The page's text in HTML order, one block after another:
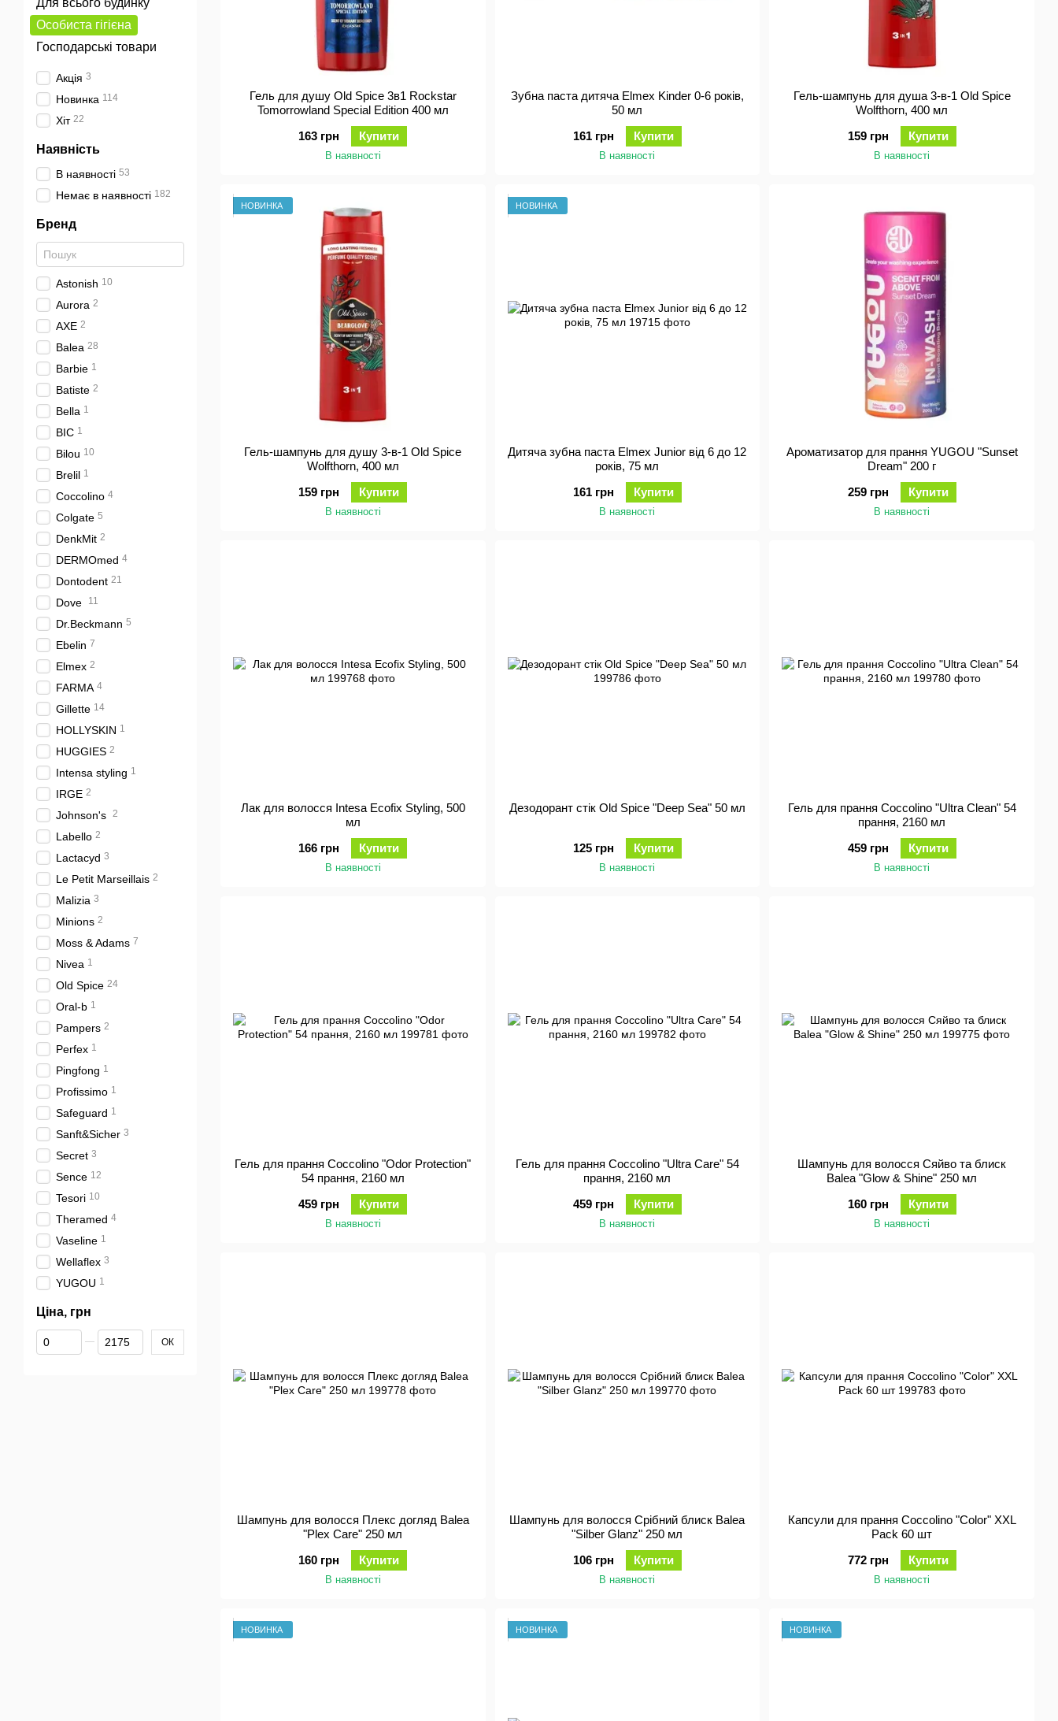
Гель для душу Old Spice 3в1 Rockstar
Tomorrowland Special Edition 400 мл
163 грн
Купити
В наявності
Зубна паста дитяча Elmex Kinder 0-6 років,
50 мл
161 грн
Купити
В наявності
Гель-шампунь для душа 3-в-1 Old Spice
Wolfthorn, 400 мл
159 грн
Купити
В наявності
НОВИНКА
Гель-шампунь для душу 3-в-1 Old Spice
Wolfthorn, 400 мл
159 грн
Купити
В наявності
НОВИНКА
Дитяча зубна паста Elmex Junior від 6 до 12
років, 75 мл
161 грн
Купити
В наявності
Ароматизатор для прання YUGOU "Sunset
Dream" 200 г
259 грн
Купити
В наявності
Лак для волосся Intesa Ecofix Styling, 500
мл
166 грн
Купити
В наявності
Дезодорант стік Old Spice "Deep Sea" 50 мл
125 грн Купити
В наявності
Гель для прання Coccolino "Ultra Clean" 54
прання, 2160 мл
459 грн
Купити
В наявності
Гель для прання Coccolino "Odor Protection"
54 прання, 2160 мл
459 грн
Купити
В наявності
Гель для прання Coccolino "Ultra Care" 54
прання, 2160 мл
459 грн
Купити
В наявності
Шампунь для волосся Сяйво та блиск
Balea "Glow & Shine" 250 мл
160 грн
Купити
В наявності
Шампунь для волосся Плекс догляд Balea
"Plex Care" 250 мл
160 грн
Купити
В наявності
Шампунь для волосся Срібний блиск Balea
"Silber Glanz" 250 мл
106 грн
Купити
В наявності
Капсули для прання Coccolino "Color" XXL
Pack 60 шт
772 грн
Купити
В наявності
НОВИНКА НОВИНКА НОВИНКА
Для всього будинку
Особиста гігієна
Господарські товари
Акція 3
Новинка 114
Хіт 22
Наявність
В наявності 53
Немає в наявності 182
Бренд
Astonish 10
Aurora 2
AXE 2
Balea 28
Barbie 1
Batiste 2
Bella 1
BIC 1
Bilou 10
Brelil 1
Coccolino 4
Colgate 5
DenkMit 2
DERMOmed 4
Dontodent 21
Dove 11
Dr.Beckmann 5
Ebelin 7
Elmex 2
FARMA 4
Gillette 14
HOLLYSKIN 1
HUGGIES 2
Intensa styling 1
IRGE 2
Johnson's 2
Labello 2
Lactacyd 3
Le Petit Marseillais 2
Malizia 3
Minions 2
Moss & Adams 7
Nivea 1
Old Spice 24
Oral-b 1
Pampers 2
Perfex 1
Pingfong 1
Profissimo 1
Safeguard 1
Sanft&Sicher 3
Secret 3
Sence 12
Tesori 10
Theramed 4
Vaseline 1
Wellaflex 3
YUGOU 1
Ціна, грн
Від Ціна, грн
До Ціна, грн ОК